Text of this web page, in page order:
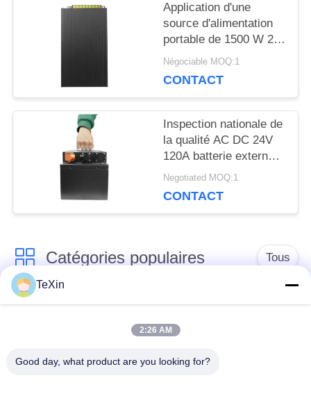
POLICY
Application d'une
source d'alimentation
portable de 1500 W 28
V 53 A pour une station
Négociable MOQ:1
CONTACT
Inspection nationale de
la qualité AC DC 24V
120A batterie externe
portable au lithium
Negotiated MOQ:1
CONTACT
Catégories populaires Tous
Module de brouilleur
module de brouillage
de drone
Module de brouilleur
amplificateur de
TeXin
2:26 AM
Good day, what product are you looking for?